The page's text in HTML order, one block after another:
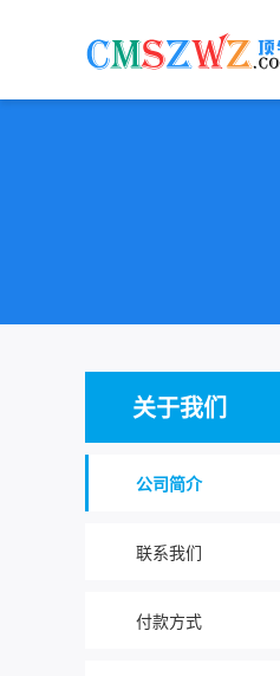
关于我们
公司简介
联系我们
付款方式